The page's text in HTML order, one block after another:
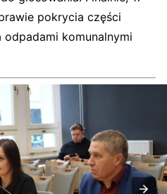
pokrycia części
komunalnymi